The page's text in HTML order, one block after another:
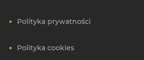
Polityka prywatności
Polityka cookies